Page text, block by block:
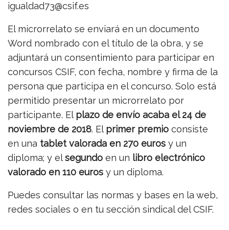
igualdad73@csif.es
El microrrelato se enviará en un documento
Word nombrado con el título de la obra, y se
adjuntará un consentimiento para participar en
concursos CSIF, con fecha, nombre y firma de la
persona que participa en el concurso. Solo está
permitido presentar un microrrelato por
participante. Elplazo de envío acaba el 24 de
noviembre de 2018. Elprimer premio consiste
en una tablet valorada en 270 euros y un
diploma; y elsegundo en un libro electrónico
valorado en 110 euros y un diploma.
Puedes consultar las normas y bases en la web,
redes sociales o en tu sección sindical del CSIF.